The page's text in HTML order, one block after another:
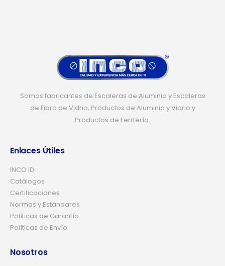
Somos fabricantes de Escaleras de Aluminio y Escaleras
de Fibra de Vidrio, Productos de Aluminio y Vidrio y
Productos de Ferrtería.
Enlaces Útiles
INCO ID
Catálogos
Certificaciones
Normas y Estándares
Políticas de Garantía
Políticas de Envío
Nosotros